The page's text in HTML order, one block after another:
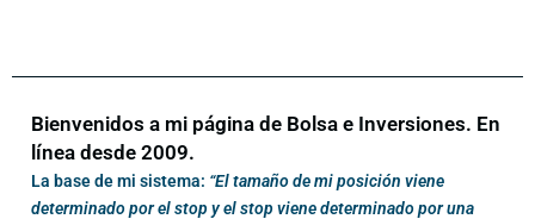
Bienvenidos a mi página de Bolsa e Inversiones. En
línea desde 2009.
La base de mi sistema: “El tamaño de mi posición viene
determinado por el stop y el stop viene determinado por una